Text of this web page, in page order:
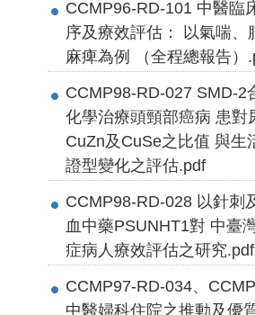
CCMP96-RD-101 中醫臨
序及療效評估： 以氣喘、
麻痺為例 （全程總報告）
CCMP98-RD-027 SMD-2
化學治療頭頸部癌病 患對
CuZn及CuSe之比值 與生
證型變化之評估.pdf
CCMP98-RD-028 以針刺
血中藥PSUNHT1對 中臺
症病人療效評估之研究.pdf
CCMP97-RD-034、
中醫婦科住院之推動及優